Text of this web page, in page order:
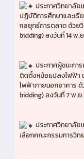
ประกาศวิทยาลัย
ปฏิบัติการศึกษาและเรี
กลยุทธ์การตลาด ด้วย
bidding) ลงวันที่ 14 พ.
ประกาศผู้ชนะกา
ติดตั้งหม้อแปลงไฟฟ้า
ไฟฟ้าภายนอกอาคาร
bidding) ลงวันที่ 7 พ.
ประกาศวิทยาลัย
เลือกคณะกรรมการวิ